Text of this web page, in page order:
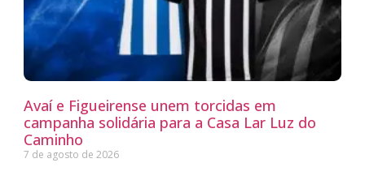
Avaí e Figueirense unem torcidas em
campanha solidária para a Casa Lar Luz do
Caminho
7 de agosto de 2026